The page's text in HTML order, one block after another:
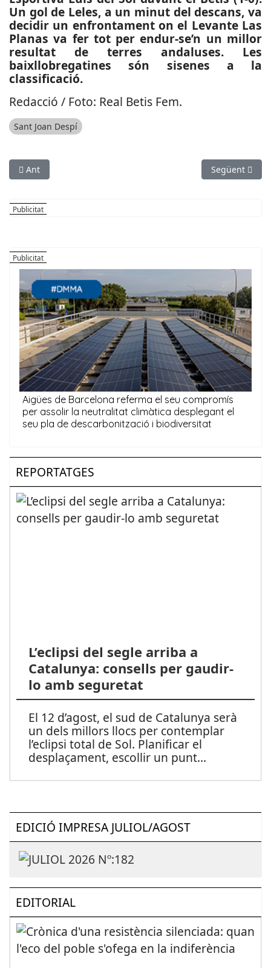
Un gol de Leles, a un minut del descans, va
decidir un enfrontament on el Levante Las
Planas va fer tot per endur-se’n un millor
resultat de terres andaluses. Les
baixllobregatines són sisenes a la
classificació.
Redacció / Foto: Real Betis Fem.
Sant Joan Despí
Article anterior: ESPORTS (BÀSQUET, LLIGA EBA): La
Ant Article
Següent
REPORTATGES
L’eclipsi del segle arriba a
Catalunya: consells per gaudir-
lo amb seguretat
El 12 d’agost, el sud de Catalunya serà
un dels millors llocs per contemplar
l’eclipsi total de Sol. Planificar el
desplaçament, escollir un punt...
EDICIÓ IMPRESA JULIOL/AGOST
EDITORIAL